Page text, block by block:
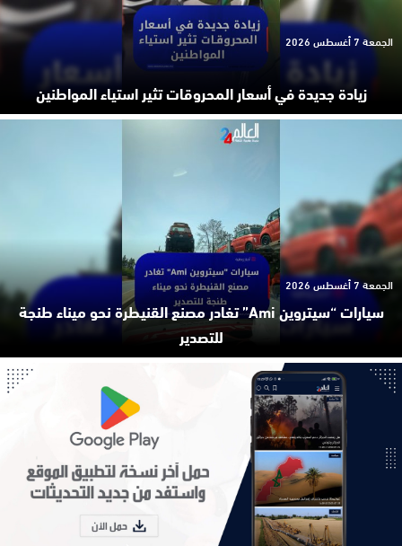
زيادة جديدة في أسعار المحروقات تثير استياء المواطنين
الجمعة 7 أغسطس 2026
سيارات “سيتروين Ami” تغادر مصنع القنيطرة نحو ميناء طنجة
للتصدير
الجمعة 7 أغسطس 2026